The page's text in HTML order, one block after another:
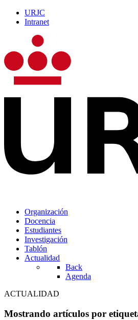
URJC
Intranet
Organización
Docencia
Estudiantes
Investigación
Tablón
Actualidad
Back
Agenda
ACTUALIDAD
Mostrando artículos por